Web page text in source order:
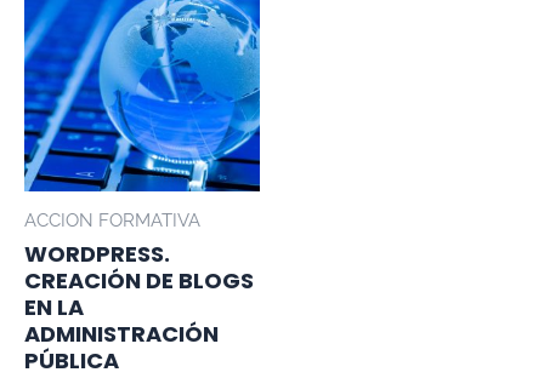
ACCION FORMATIVA
WORDPRESS.
CREACIÓN DE BLOGS
EN LA
ADMINISTRACIÓN
PÚBLICA